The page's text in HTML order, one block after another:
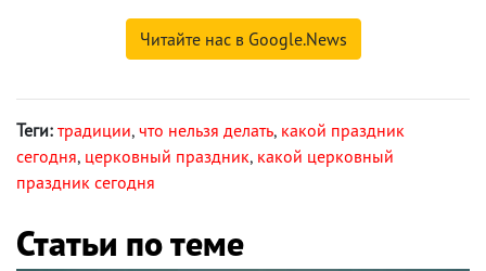
Читайте нас в Google.News
Теги: традиции, что нельзя делать, какой праздник
сегодня, церковный праздник, какой церковный
праздник сегодня
Статьи по теме